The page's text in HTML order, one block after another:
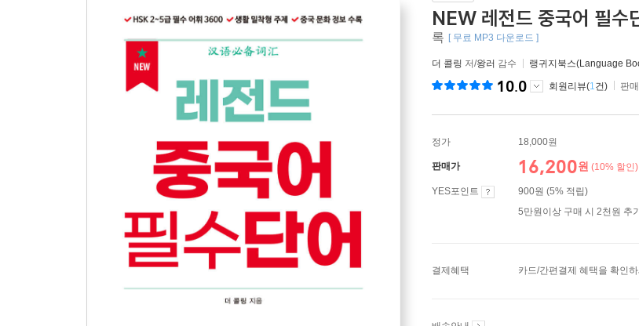
NEW 레전드 중국어 필수
록 [ 무료 MP3 다운로드 ]
더 콜링 저/왕러 감수 랭귀지북스(Language
10.0 회원리뷰(1건) 판
정가 18,000원
판매가 16,200원 (10% 할인)
YES포인트
900원 (5% 적립)
5만원이상 구매 시 2천원 추
결제혜택 카드/간편결제 혜택을 확인